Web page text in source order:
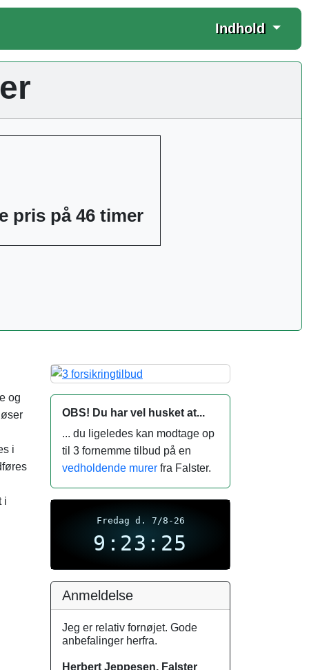
Indhold
pris på 46 timer
og
i
i
OBS! Du har vel husket at...
... du ligeledes kan modtage op
til 3 fornemme tilbud på en
vedholdende murer fra Falster.
Fredag d. 7/8-26
9:23:26
Anmeldelse
Jeg er relativ fornøjet. Gode
anbefalinger herfra.
Herbert Jeppesen, Falster